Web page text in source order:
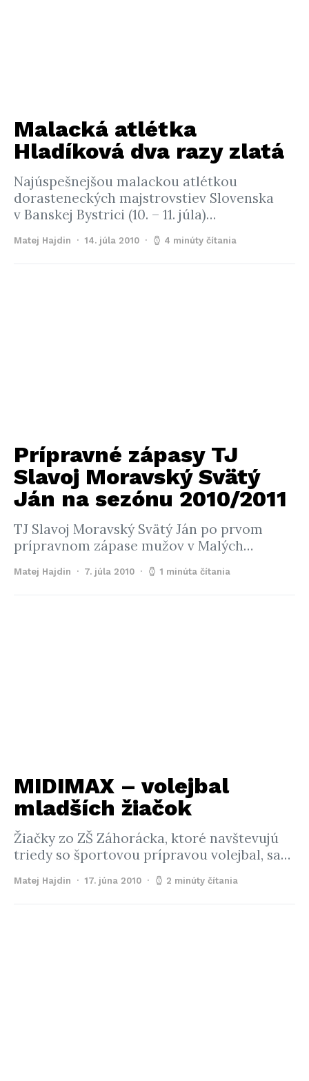
Malacká atlétka
Hladíková dva razy zlatá
Najúspešnejšou malackou atlétkou
dorasteneckých majstrovstiev Slovenska
v Banskej Bystrici (10. – 11. júla)…
Matej Hajdin 14. júla 2010 4 minúty čítania
Prípravné zápasy TJ
Slavoj Moravský Svätý
Ján na sezónu 2010/2011
TJ Slavoj Moravský Svätý Ján po prvom
prípravnom zápase mužov v Malých…
Matej Hajdin 7. júla 2010 1 minúta čítania
MIDIMAX – volejbal
mladších žiačok
Žiačky zo ZŠ Záhorácka, ktoré navštevujú
triedy so športovou prípravou volejbal, sa…
Matej Hajdin 17. júna 2010 2 minúty čítania